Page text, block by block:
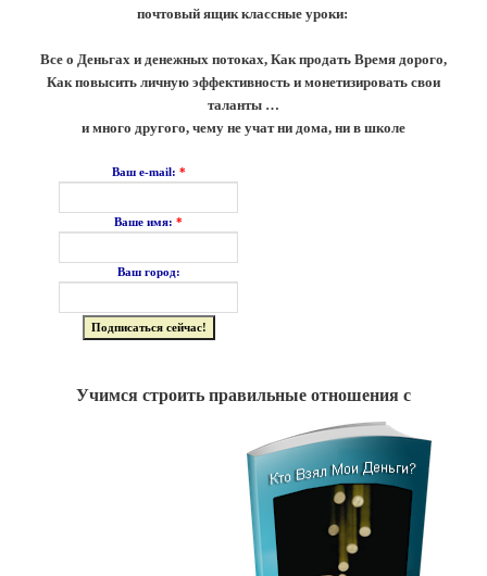
почтовый ящик классные уроки:
Все о Деньгах и денежных потоках, Как продать Время дорого,
Как повысить личную эффективность и монетизировать свои
таланты …
и много другого, чему не учат ни дома, ни в школе
Ваш e-mail: *
Ваше имя:*
Ваш город:
Учимся строить правильные отношения с